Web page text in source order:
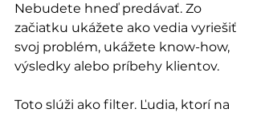
Nebudete hneď predávať. Zo
začiatku ukážete ako vedia vyriešiť
svoj problém, ukážete know-how,
výsledky alebo príbehy klientov.
Toto slúži ako filter. Ľudia, ktorí na